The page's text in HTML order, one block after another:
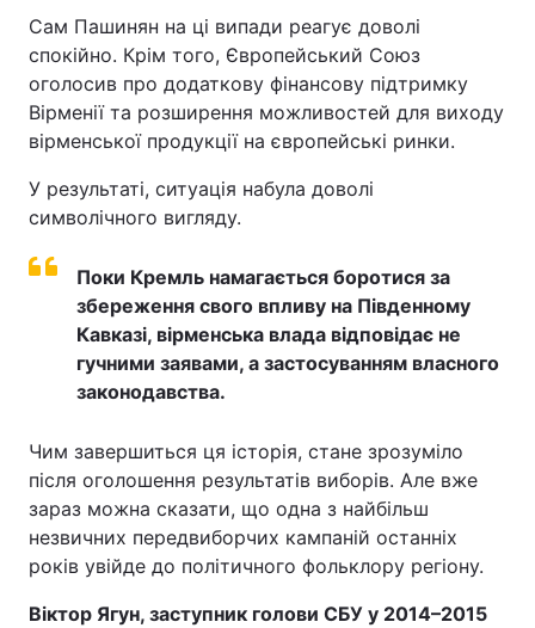
Сам Пашинян на ці випади реагує доволі
спокійно. Крім того, Європейський Союз
оголосив про додаткову фінансову підтримку
Вірменії та розширення можливостей для виходу
вірменської продукції на європейські ринки.
У результаті, ситуація набула доволі
символічного вигляду.
Поки Кремль намагається боротися за
збереження свого впливу на Південному
Кавказі, вірменська влада відповідає не
гучними заявами, а застосуванням власного
законодавства.
Чим завершиться ця історія, стане зрозуміло
після оголошення результатів виборів. Але вже
зараз можна сказати, що одна з найбільш
незвичних передвиборчих кампаній останніх
років увійде до політичного фольклору регіону.
Віктор Ягун, заступник голови СБУ у 2014–2015